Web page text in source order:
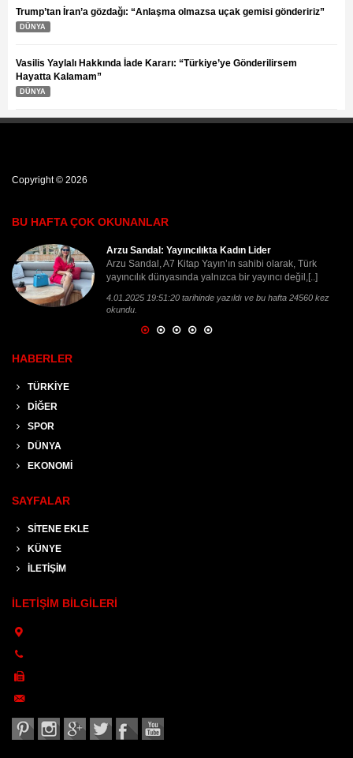
Trump’tan İran’a gözdağı: “Anlaşma olmazsa uçak gemisi göndeririz”
DÜNYA
Vasilis Yaylalı Hakkında İade Kararı: “Türkiye’ye Gönderilirsem
Hayatta Kalamam”
DÜNYA
Copyright © 2026
BU HAFTA ÇOK OKUNANLAR
Arzu Sandal: Yayıncılıkta Kadın Lider
Arzu Sandal, A7 Kitap Yayın’ın sahibi olarak, Türk
yayıncılık dünyasında yalnızca bir yayıncı değil,[..]
4.01.2025 19:51:20 tarihinde yazıldı ve bu hafta 24560 kez
HABERLER
TÜRKİYE
DİĞER
SPOR
DÜNYA
EKONOMİ
SAYFALAR
SİTENE EKLE
KÜNYE
İLETİŞİM
İLETİŞİM BİLGİLERİ